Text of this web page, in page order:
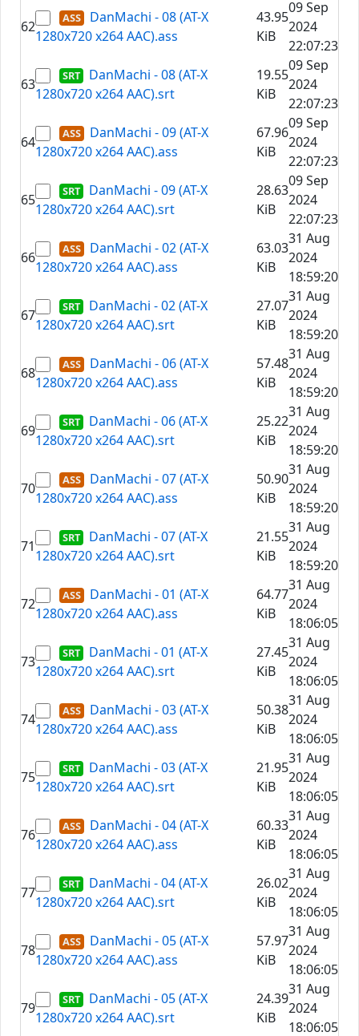
62
DanMachi - 08 (AT-X
1280x720 x264 AAC).ass
43.95
KiB
09 Sep
2024
22:07:23
63
DanMachi - 08 (AT-X
1280x720 x264 AAC).srt
19.55
KiB
09 Sep
2024
22:07:23
64
DanMachi - 09 (AT-X
1280x720 x264 AAC).ass
67.96
KiB
09 Sep
2024
22:07:23
65
DanMachi - 09 (AT-X
1280x720 x264 AAC).srt
28.63
KiB
09 Sep
2024
22:07:23
66
DanMachi - 02 (AT-X
1280x720 x264 AAC).ass
63.03
KiB
31 Aug
2024
18:59:20
67
DanMachi - 02 (AT-X
1280x720 x264 AAC).srt
27.07
KiB
31 Aug
2024
18:59:20
68
DanMachi - 06 (AT-X
1280x720 x264 AAC).ass
57.48
KiB
31 Aug
2024
18:59:20
69
DanMachi - 06 (AT-X
1280x720 x264 AAC).srt
25.22
KiB
31 Aug
2024
18:59:20
70
DanMachi - 07 (AT-X
1280x720 x264 AAC).ass
50.90
KiB
31 Aug
2024
18:59:20
71
DanMachi - 07 (AT-X
1280x720 x264 AAC).srt
21.55
KiB
31 Aug
2024
18:59:20
72
DanMachi - 01 (AT-X
1280x720 x264 AAC).ass
64.77
KiB
31 Aug
2024
18:06:05
73
DanMachi - 01 (AT-X
1280x720 x264 AAC).srt
27.45
KiB
31 Aug
2024
18:06:05
74
DanMachi - 03 (AT-X
1280x720 x264 AAC).ass
50.38
KiB
31 Aug
2024
18:06:05
75
DanMachi - 03 (AT-X
1280x720 x264 AAC).srt
21.95
KiB
31 Aug
2024
18:06:05
76
DanMachi - 04 (AT-X
1280x720 x264 AAC).ass
60.33
KiB
31 Aug
2024
18:06:05
77
DanMachi - 04 (AT-X
1280x720 x264 AAC).srt
26.02
KiB
31 Aug
2024
18:06:05
78
DanMachi - 05 (AT-X
1280x720 x264 AAC).ass
57.97
KiB
31 Aug
2024
18:06:05
79
DanMachi - 05 (AT-X
1280x720 x264 AAC).srt
24.39
KiB
31 Aug
2024
18:06:05